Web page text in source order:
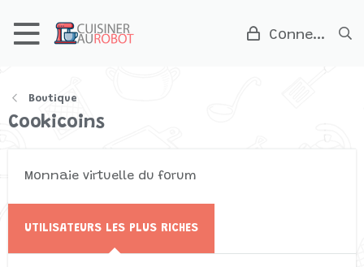
Connexion
Boutique
Cookicoins
Monnaie virtuelle du forum
UTILISATEURS LES PLUS RICHES